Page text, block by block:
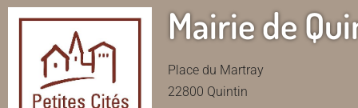
Mairie de
Place du Martray
22800 Quintin